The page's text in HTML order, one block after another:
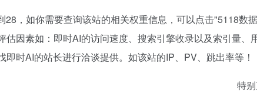
28，如你需要查询该站的相关权重信息，可以点击"5118数据
估因素如：即时AI的访问速度、搜索引擎收录以及索引量
即时AI的站长进行洽谈提供。如该站的IP、PV、跳出率等！
特